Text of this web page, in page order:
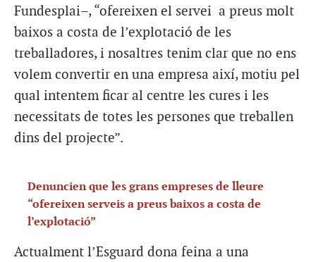
Fundesplai–, “ofereixen el servei a preus molt
baixos a costa de l’explotació de les
treballadores, i nosaltres tenim clar que no ens
volem convertir en una empresa així, motiu pel
qual intentem ficar al centre les cures i les
necessitats de totes les persones que treballen
dins del projecte”.
Denuncien que les grans empreses de lleure
“ofereixen serveis a preus baixos a costa de
l’explotació”
Actualment l’Esguard dona feina a una